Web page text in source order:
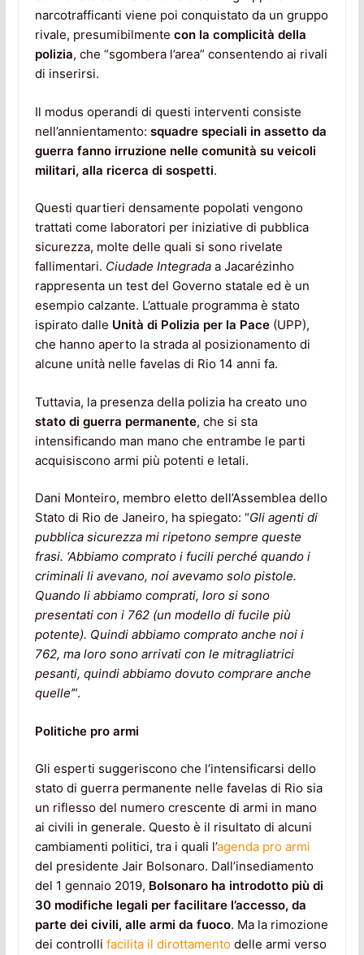
narcotrafficanti viene poi conquistato da un gruppo
rivale, presumibilmente con la complicità della
polizia, che “sgombera l’area” consentendo ai rivali
di inserirsi.
Il modus operandi di questi interventi consiste
nell’annientamento: squadre speciali in assetto da
guerra fanno irruzione nelle comunità su veicoli
militari, alla ricerca di sospetti.
Questi quartieri densamente popolati vengono
trattati come laboratori per iniziative di pubblica
sicurezza, molte delle quali si sono rivelate
fallimentari. Ciudade Integradaa Jacarézinho
rappresenta un test del Governo statale ed è un
esempio calzante. L’attuale programma è stato
ispirato dalle Unità di Polizia per la Pace(UPP),
che hanno aperto la strada al posizionamento di
alcune unità nelle favelas di Rio 14 anni fa.
Tuttavia, la presenza della polizia ha creato uno
stato di guerra permanente, che si sta
intensificando man mano che entrambe le parti
acquisiscono armi più potenti e letali.
Dani Monteiro, membro eletto dell’Assemblea dello
Stato di Rio de Janeiro, ha spiegato: “Gli agenti di
pubblica sicurezza mi ripetono sempre queste
frasi. ‘Abbiamo comprato i fucili perché quando i
criminali li avevano, noi avevamo solo pistole.
Quando li abbiamo comprati, loro si sono
presentati con i 762 (un modello di fucile più
potente). Quindi abbiamo comprato anche noi i
762, ma loro sono arrivati con le mitragliatrici
pesanti, quindi abbiamo dovuto comprare anche
quelle’”.
Politiche pro armi
Gli esperti suggeriscono che l’intensificarsi dello
stato di guerra permanente nelle favelas di Rio sia
un riflesso del numero crescente di armi in mano
ai civili in generale. Questo è il risultato di alcuni
cambiamenti politici, tra i quali l’agenda pro armi
del presidente Jair Bolsonaro. Dall’insediamento
del 1 gennaio 2019, Bolsonaro ha introdotto più di
30 modifiche legali per facilitare l’accesso, da
parte dei civili, alle armi da fuoco. Ma la rimozione
dei controlli facilita il dirottamentodelle armi verso